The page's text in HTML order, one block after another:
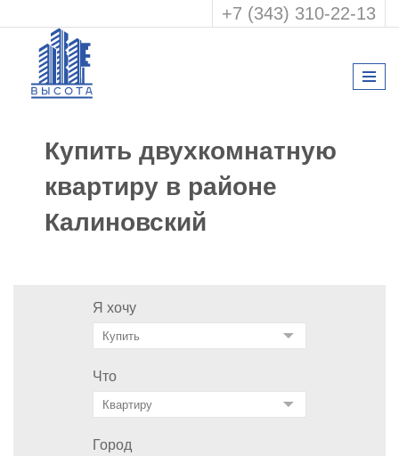
+7 (343) 310-22-13
Купить двухкомнатную
квартиру в районе
Калиновский
Я хочу
Что
Город